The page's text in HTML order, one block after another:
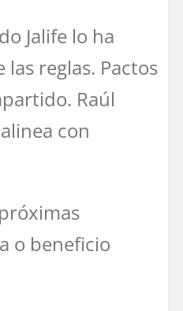
Jalife lo ha
reglas. Pactos
Raúl
con
o beneficio